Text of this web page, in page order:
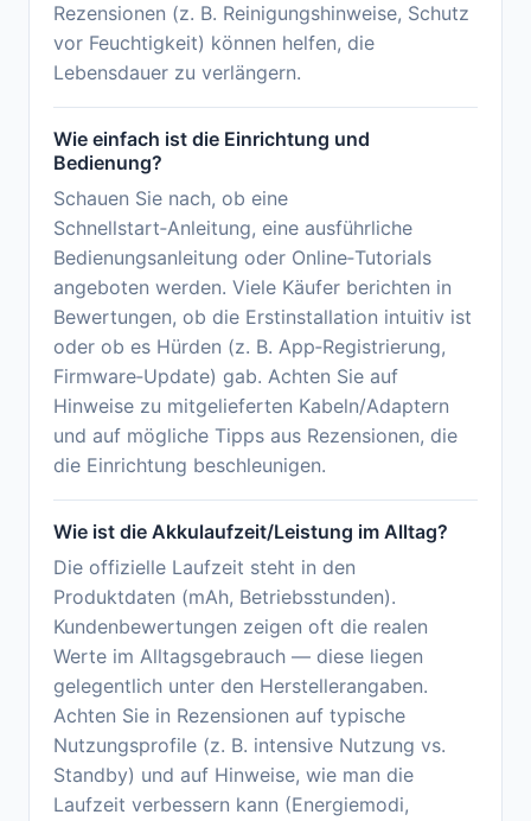
Rezensionen (z. B. Reinigungshinweise, Schutz
vor Feuchtigkeit) können helfen, die
Lebensdauer zu verlängern.
Wie einfach ist die Einrichtung und
Bedienung?
Schauen Sie nach, ob eine
Schnellstart‑Anleitung, eine ausführliche
Bedienungsanleitung oder Online‑Tutorials
angeboten werden. Viele Käufer berichten in
Bewertungen, ob die Erstinstallation intuitiv ist
oder ob es Hürden (z. B. App‑Registrierung,
Firmware‑Update) gab. Achten Sie auf
Hinweise zu mitgelieferten Kabeln/Adaptern
und auf mögliche Tipps aus Rezensionen, die
die Einrichtung beschleunigen.
Wie ist die Akkulaufzeit/Leistung im Alltag?
Die offizielle Laufzeit steht in den
Produktdaten (mAh, Betriebsstunden).
Kundenbewertungen zeigen oft die realen
Werte im Alltagsgebrauch — diese liegen
gelegentlich unter den Herstellerangaben.
Achten Sie in Rezensionen auf typische
Nutzungsprofile (z. B. intensive Nutzung vs.
Standby) und auf Hinweise, wie man die
Laufzeit verbessern kann (Energiemodi,